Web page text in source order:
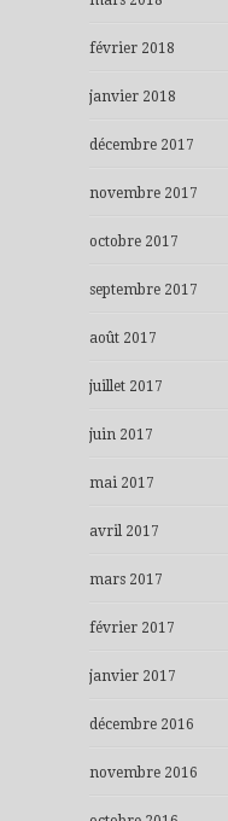
février 2018
janvier 2018
décembre 2017
novembre 2017
octobre 2017
septembre 2017
août 2017
juillet 2017
juin 2017
mai 2017
avril 2017
mars 2017
février 2017
janvier 2017
décembre 2016
novembre 2016